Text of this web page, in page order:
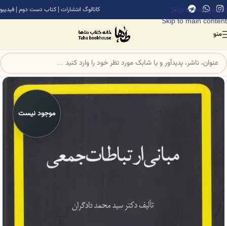
Skip to navigation
Skip to main content
کاتالوگ انتشارات | کتاب دست دوم | فیدیبو
منو
موجود نیست